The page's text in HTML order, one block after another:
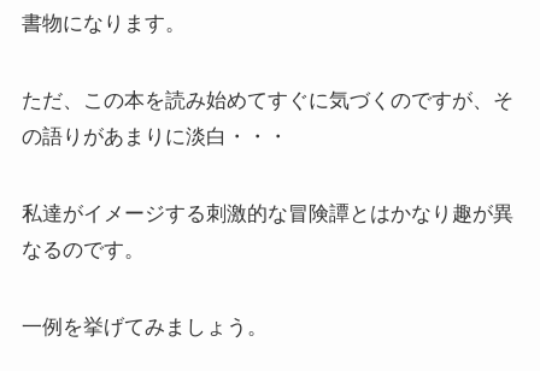
ボスニア紛争とルワンダ虐殺の悲劇～冷戦後の国際
マルクス・エンゲルス研究
おすすめマルクス・エンゲルス伝記
マルクス・エンゲルス著作と関連作品
書物になります。
ただ、この本を読み始めてすぐに気づくのですが、そ
の語りがあまりに淡白・・・
私達がイメージする刺激的な冒険譚とはかなり趣が異
なるのです。
一例を挙げてみましょう。